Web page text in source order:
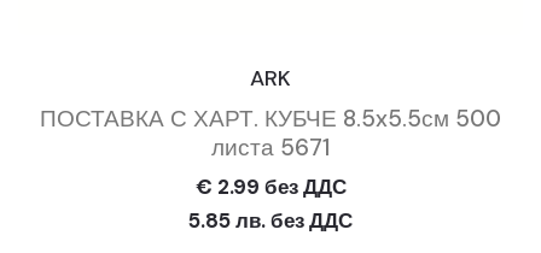
ARK
ПОСТАВКА С ХАРТ. КУБЧЕ 8.5x5.5см 500
листа 5671
€ 2.99 без ДДС
5.85 лв. без ДДС